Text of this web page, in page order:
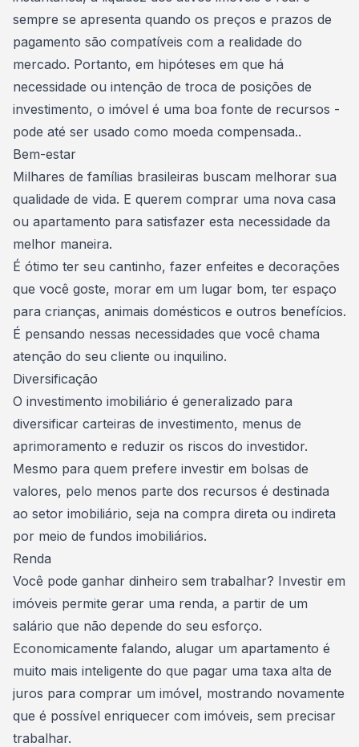
sempre se apresenta quando os preços e prazos de
pagamento são compatíveis com a realidade do
mercado. Portanto, em hipóteses em que há
necessidade ou intenção de troca de posições de
investimento, o imóvel é uma boa fonte de recursos -
pode até ser usado como moeda compensada..
Bem-estar
Milhares de famílias brasileiras buscam melhorar sua
qualidade de vida. E querem comprar uma nova casa
ou apartamento para satisfazer esta necessidade da
melhor maneira.
É ótimo ter seu cantinho, fazer enfeites e decorações
que você goste, morar em um lugar bom, ter espaço
para crianças, animais domésticos e outros benefícios.
É pensando nessas necessidades que você chama
atenção do seu cliente ou inquilino.
Diversificação
O investimento imobiliário é generalizado para
diversificar carteiras de investimento, menus de
aprimoramento e reduzir os riscos do investidor.
Mesmo para quem prefere investir em bolsas de
valores, pelo menos parte dos recursos é destinada
ao setor imobiliário, seja na compra direta ou indireta
por meio de fundos imobiliários.
Renda
Você pode ganhar dinheiro sem trabalhar? Investir em
imóveis permite gerar uma renda, a partir de um
salário que não depende do seu esforço.
Economicamente falando, alugar um apartamento é
muito mais inteligente do que pagar uma taxa alta de
juros para comprar um imóvel, mostrando novamente
que é possível enriquecer com imóveis, sem precisar
trabalhar.